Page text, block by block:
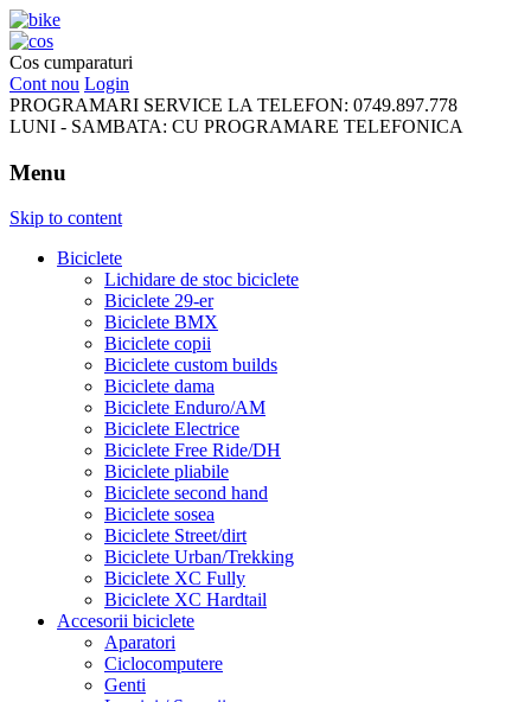
FreeRideBikes
Cos cumparaturi
Cont nou Login
PROGRAMARI SERVICE LA TELEFON: 0749.897.778
LUNI - SAMBATA: CU PROGRAMARE TELEFONICA
Menu
Skip to content
Biciclete
Lichidare de stoc biciclete
Biciclete 29-er
Biciclete BMX
Biciclete copii
Biciclete custom builds
Biciclete dama
Biciclete Enduro/AM
Biciclete Electrice
Biciclete Free Ride/DH
Biciclete pliabile
Biciclete second hand
Biciclete sosea
Biciclete Street/dirt
Biciclete Urban/Trekking
Biciclete XC Fully
Biciclete XC Hardtail
Accesorii biciclete
Aparatori
Ciclocomputere
Genti